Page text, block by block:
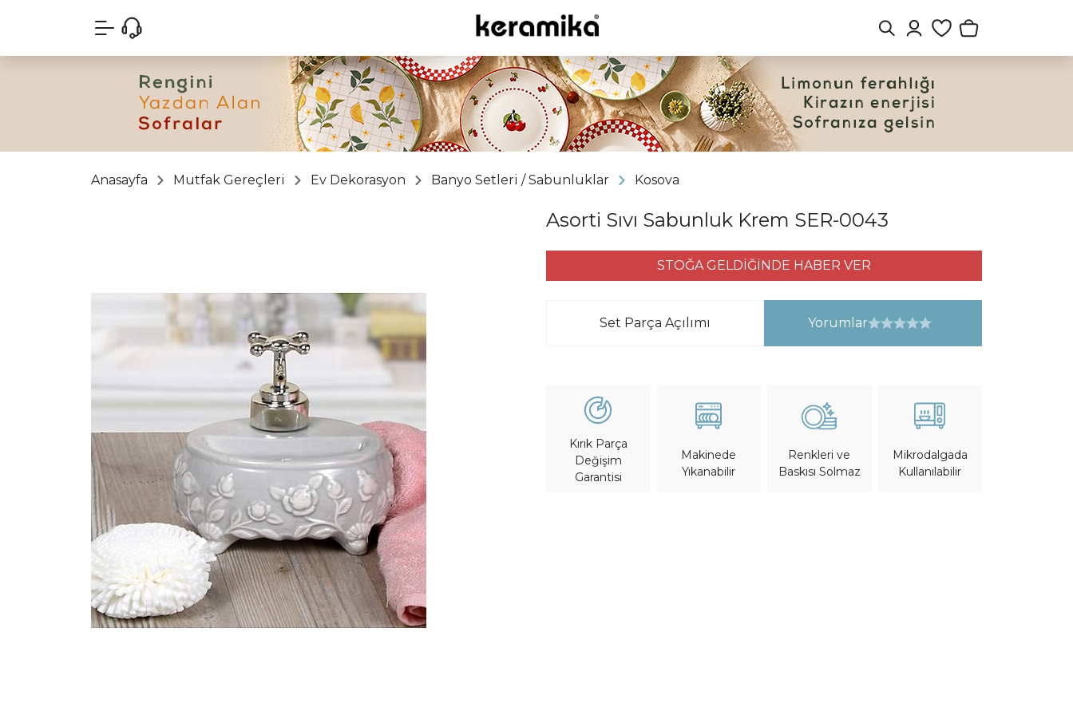
Anasayfa Mutfak Gereçleri Ev Dekorasyon Banyo Setleri / Sabunluklar Kosova
Asorti Sıvı Sabunluk Krem SER-0043
STOĞA GELDİĞİNDE HABER VER
Set Parça Açılımı Yorumlar
Kırık Parça
Değişim
Garantisi
Makinede
Yıkanabilir
Renkleri ve
Baskısı Solmaz
Mikrodalgada
Kullanılabilir